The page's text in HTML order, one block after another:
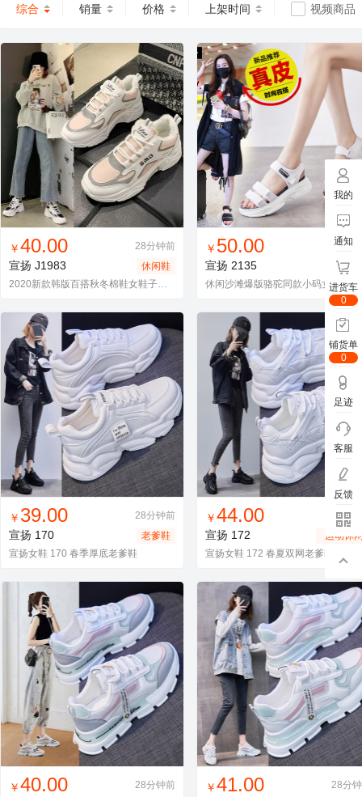
综合 销量 价格 上架时间 视频商品
找同款 加入进货车 收藏
￥40.00 28分钟前
宣扬 J1983
休闲鞋
2020新款韩版百搭秋冬棉鞋女鞋子加绒厚底松糕鞋休闲鞋老爹鞋
找同款 加入进货车 收藏
￥ 50.00 28分
宣扬 2135
凉
找同款 加入进货车 收藏
￥ 39.00 28分钟前
宣扬 170
老爹鞋
宣扬女鞋 170 春季厚底老爹鞋
找同款 加入进货车
￥44.00 28分
宣扬 172
运动休
找同款 加入进货车 收藏
￥40.00 28分钟前 找同款 加入进货车 收藏
￥41.00 28分
我的
通知
进货车
0
铺货单
0
足迹
客服
反馈